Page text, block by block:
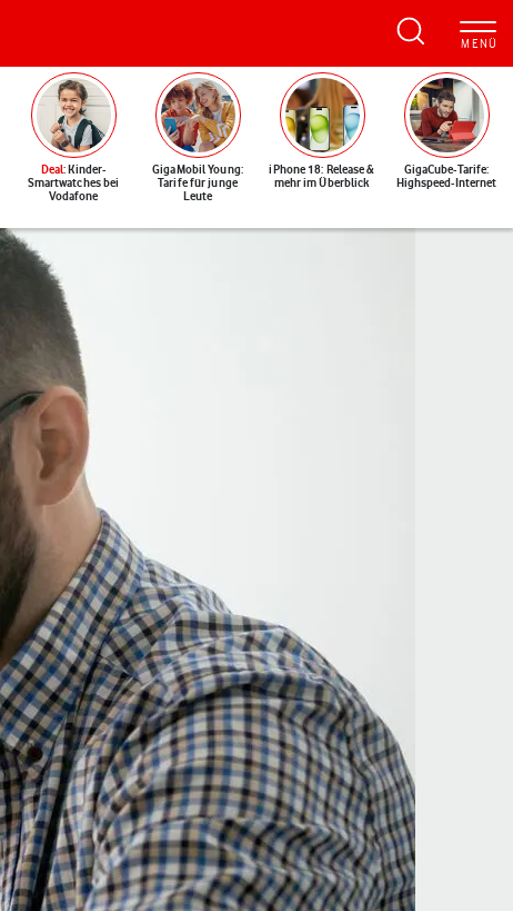
Deal: Kinder-
Smartwatches bei
Vodafone
GigaMobil Young:
Tarife für junge
Leute
iPhone 18: Release &
mehr im Überblick
GigaCube-Tarife:
Highspeed-Internet